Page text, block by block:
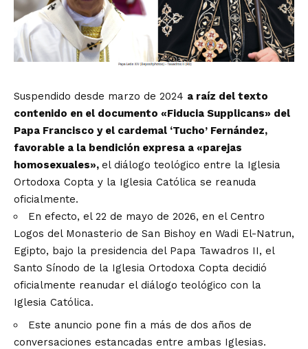
Suspendido desde marzo de 2024 a raíz del texto
contenido en el documento «Fiducia Supplicans» del
Papa Francisco y el cardemal ‘Tucho’ Fernández,
favorable a la bendición expresa a «parejas
homosexuales», el diálogo teológico entre la Iglesia
Ortodoxa Copta y la Iglesia Católica se reanuda
oficialmente.
En efecto, el 22 de mayo de 2026, en el Centro
Logos del Monasterio de San Bishoy en Wadi El-Natrun,
Egipto, bajo la presidencia del Papa Tawadros II, el
Santo Sínodo de la Iglesia Ortodoxa Copta decidió
oficialmente reanudar el diálogo teológico con la
Iglesia Católica.
Este anuncio pone fin a más de dos años de
conversaciones estancadas entre ambas Iglesias.